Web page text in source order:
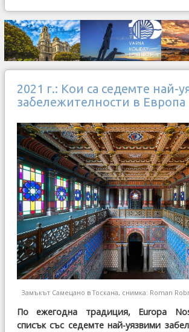
2021 г.: Кои са седемте най-
забележителности в Европа
Замъкът Самецано в Тоскана, снимка: Roman
По ежегодна традиция, Europa
списък със седемте най-уязвими